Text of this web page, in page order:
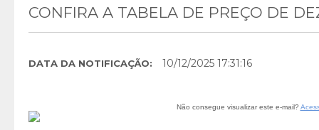
CONFIRA A TABELA DE PREÇO DE
DATA DA NOTIFICAÇÃO: 10/12/2025 17:31:16
Não consegue visualizar este e-mail?